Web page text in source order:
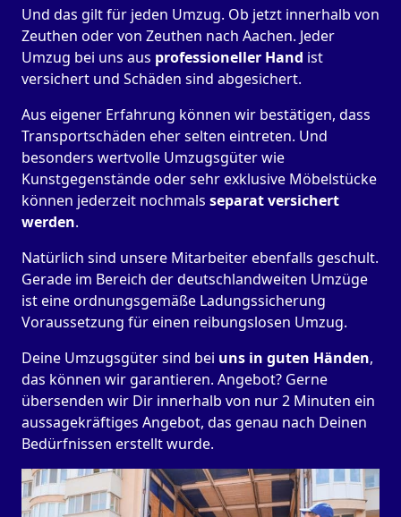
Und das gilt für jeden Umzug. Ob jetzt innerhalb von
Zeuthen oder von Zeuthen nach Aachen. Jeder
Umzug bei uns aus professioneller Hand ist
versichert und Schäden sind abgesichert.
Aus eigener Erfahrung können wir bestätigen, dass
Transportschäden eher selten eintreten. Und
besonders wertvolle Umzugsgüter wie
Kunstgegenstände oder sehr exklusive Möbelstücke
können jederzeit nochmals separat versichert
werden.
Natürlich sind unsere Mitarbeiter ebenfalls geschult.
Gerade im Bereich der deutschlandweiten Umzüge
ist eine ordnungsgemäße Ladungssicherung
Voraussetzung für einen reibungslosen Umzug.
Deine Umzugsgüter sind bei uns in guten Händen,
das können wir garantieren. Angebot? Gerne
übersenden wir Dir innerhalb von nur 2 Minuten ein
aussagekräftiges Angebot, das genau nach Deinen
Bedürfnissen erstellt wurde.